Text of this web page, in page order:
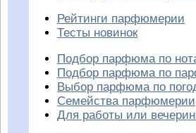
Рейтинги парфюмерии
Тесты новинок
Подбор парфюма по
Подбор парфюма по
Выбор парфюма по
Семейства парфюмерии
Для работы или